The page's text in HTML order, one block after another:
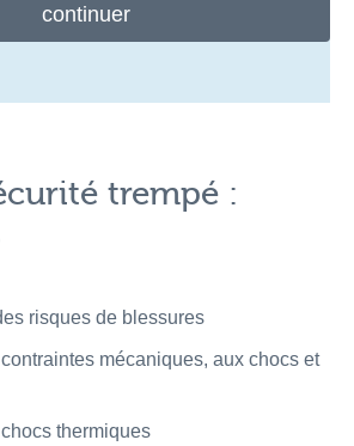
continuer
trempé :
risques de blessures
mécaniques, aux chocs et
thermiques